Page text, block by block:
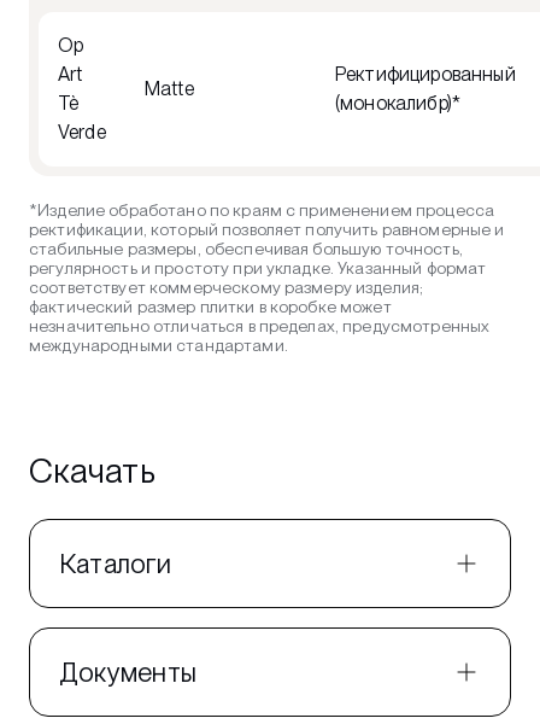
Op
Art
Tè
Verde
Matte
Ректифицированный
(монокалибр)*
*Изделие обработано по краям с применением процесса
ректификации, который позволяет получить равномерные и
стабильные размеры, обеспечивая большую точность,
регулярность и простоту при укладке. Указанный формат
соответствует коммерческому размеру изделия;
фактический размер плитки в коробке может
незначительно отличаться в пределах, предусмотренных
международными стандартами.
Скачать
Каталоги
Документы